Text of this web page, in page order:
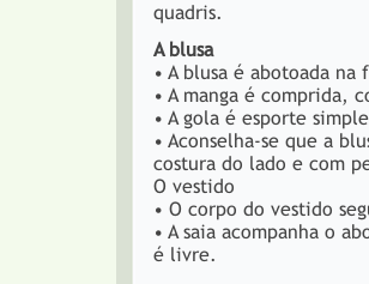
quadris.
A blusa
• A blusa é abotoada na
• A manga é comprida,
• A gola é esporte
• Aconselha-se que a
costura do lado e com
O vestido
• O corpo do vestido
• A saia acompanha o
é livre.